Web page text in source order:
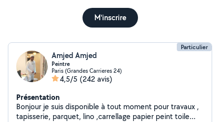
M'inscrire
Particulier
Amjed Amjed
Peintre
Paris (Grandes Carrieres 24)
4,5/5 (242 avis)
Présentation
Bonjour je suis disponible à tout moment pour travaux ,
tapisserie, parquet, lino ,carrellage papier peint toile